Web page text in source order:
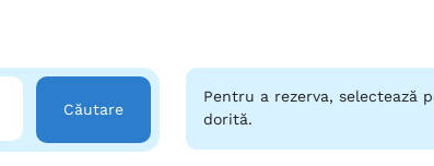
Căutare
Pentru a rezerva, selectează
dorită.